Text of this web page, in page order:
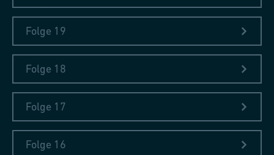
Folge 19
Folge 18
Folge 17
Folge 16